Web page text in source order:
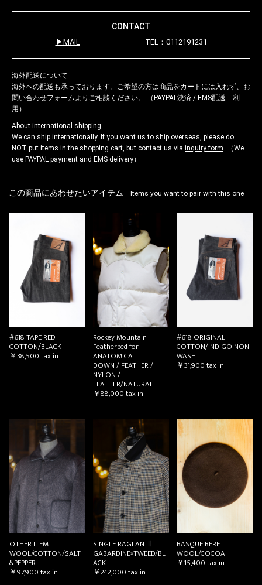
CONTACT
MAIL TEL：0112191231
海外配送について
海外への配送も承っております。ご希望の方は商品をカートには入れず、 お
問い合わせフォームよりご相談ください。 （PAYPAL決済 / EMS配送 利
用）
About international shipping
We can ship internationally. If you want us to ship overseas, please do
NOT put items in the shopping cart, but contact us via inquiry form. （We
use PAYPAL payment and EMS delivery）
この商品にあわせたいアイテム Items you want to pair with this one
#618 TAPE RED
COTTON/BLACK
￥38,500tax in
Rockey Mountain
Featherbed for
ANATOMICA
DOWN / FEATHER /
NYLON /
LEATHER/NATURAL
￥88,000tax in
#618 ORIGINAL
COTTON/INDIGO NON
WASH
￥31,900tax in
OTHER ITEM
WOOL/COTTON/SALT
&PEPPER
￥97,900tax in
SINGLE RAGLAN Ⅱ
GABARDINE×TWEED/BL
ACK
￥242,000tax in
BASQUE BERET
WOOL/COCOA
￥15,400tax in